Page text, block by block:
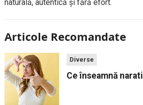
naturală, autentică și fără efort.
Articole Recomandate
Diverse
Ce înseamnă